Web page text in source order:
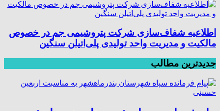
اطلاعیه شفاف‌سازی شرکت پتروشیمی جم در خصوص
مالکیت و مدیریت واحد تولیدی پلی‌اتیلن سنگین
جدیدترین مطالب